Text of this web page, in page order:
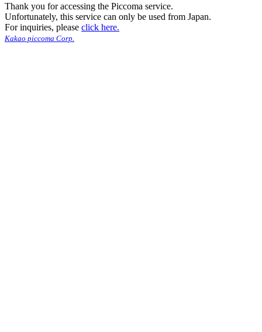
Thank you for accessing the Piccoma service.
Unfortunately, this service can only be used from Japan.
For inquiries, please click here.
Kakao piccoma Corp.